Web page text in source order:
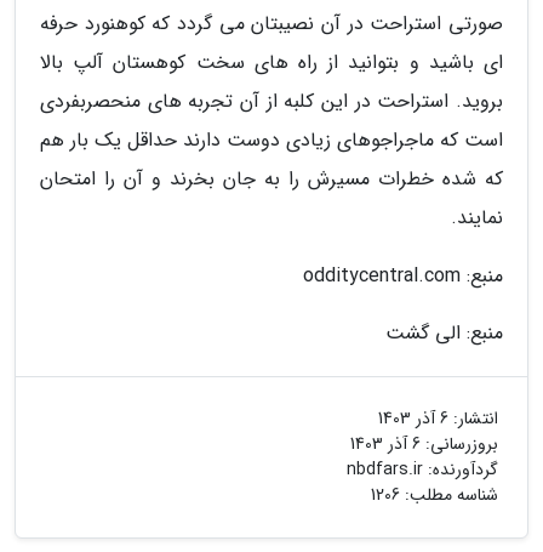
صورتی استراحت در آن نصیبتان می گردد که کوهنورد حرفه
ای باشید و بتوانید از راه های سخت کوهستان آلپ بالا
بروید. استراحت در این کلبه از آن تجربه های منحصربفردی
است که ماجراجوهای زیادی دوست دارند حداقل یک بار هم
که شده خطرات مسیرش را به جان بخرند و آن را امتحان
نمایند.
منبع: odditycentral.com
منبع: الی گشت
انتشار: 6 آذر 1403
بروزرسانی: 6 آذر 1403
گردآورنده: nbdfars.ir
شناسه مطلب: 1206